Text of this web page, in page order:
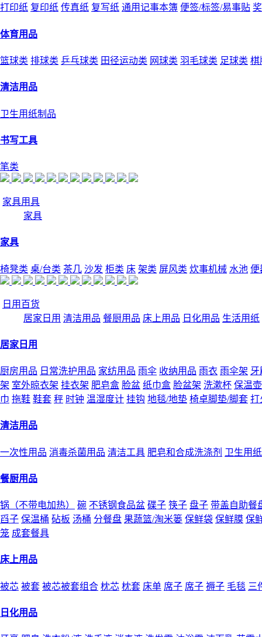
打印纸 复印纸 传真纸 复写纸 通用记事本簿 便签/标签/易事贴
体育用品
篮球类 排球类 乒乓球类 田径运动类 网球类 羽毛球类 足球类 棋
清洁用品
卫生用纸制品
书写工具
笔类
家具用具
家具
家具
椅凳类 桌/台类 茶几 沙发 柜类 床 架类 屏风类 炊事机械 水池 便
日用百货
居家日用 清洁用品 餐厨用品 床上用品 日化用品 生活用纸
居家日用
厨房用品 日常洗护用品 家纺用品 雨伞 收纳用品 雨衣 雨伞架 牙
架 室外晾衣架 挂衣架 肥皂盒 脸盆 纸巾盒 脸盆架 洗漱杯 保温
巾 拖鞋 鞋套 秤 时钟 温湿度计 挂钩 地毯/地垫 椅卓脚垫/脚套 打
清洁用品
一次性用品 消毒杀菌用品 清洁工具 肥皂和合成洗涤剂 卫生用
餐厨用品
锅（不带电加热） 碗 不锈钢食品盆 碟子 筷子 盘子 带盖自助餐
舀子 保温桶 砧板 汤桶 分餐盘 果蔬篮/淘米篓 保鲜袋 保鲜膜 保
笼 成套餐具
床上用品
被芯 被套 被芯被套组合 枕芯 枕套 床单 席子 席子 褥子 毛毯 三
日化用品